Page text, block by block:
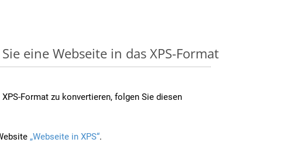
eine Webseite in das XPS-Format
Format zu konvertieren, folgen Sie diesen
„Webseite in XPS“.